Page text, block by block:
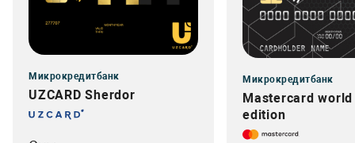
Микрокредитбанк
UZCARD Sherdor
Микрокредитбанк
Mastercard
edition